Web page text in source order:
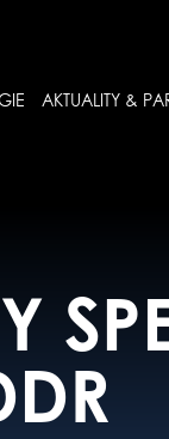
AKTUALITY &